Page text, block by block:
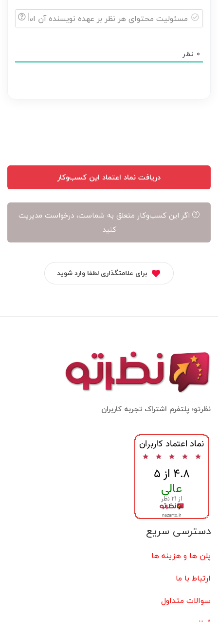
هر
0 نظر
دریافت نماد اعتماد این کسب‌وکار
اگر این کسب‌وکار متعلق به شماست، درخواست مدیریت
کنید
برای علامتگذاری لطفا وارد شوید
نظرتو؛ پلتفرم اشتراک تجربه کاربران
دسترسی سریع
پلن ها و هزینه ها
ارتباط با ما
سوالات متداول